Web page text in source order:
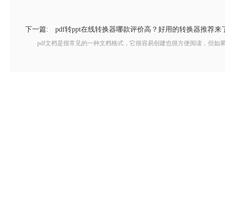
下一篇: pdf转ppt在线转换器哪款评价高？好用的转换器推荐来
pdf文档是很常见的一种文档格式，它很容易创建也很方便阅读，但如